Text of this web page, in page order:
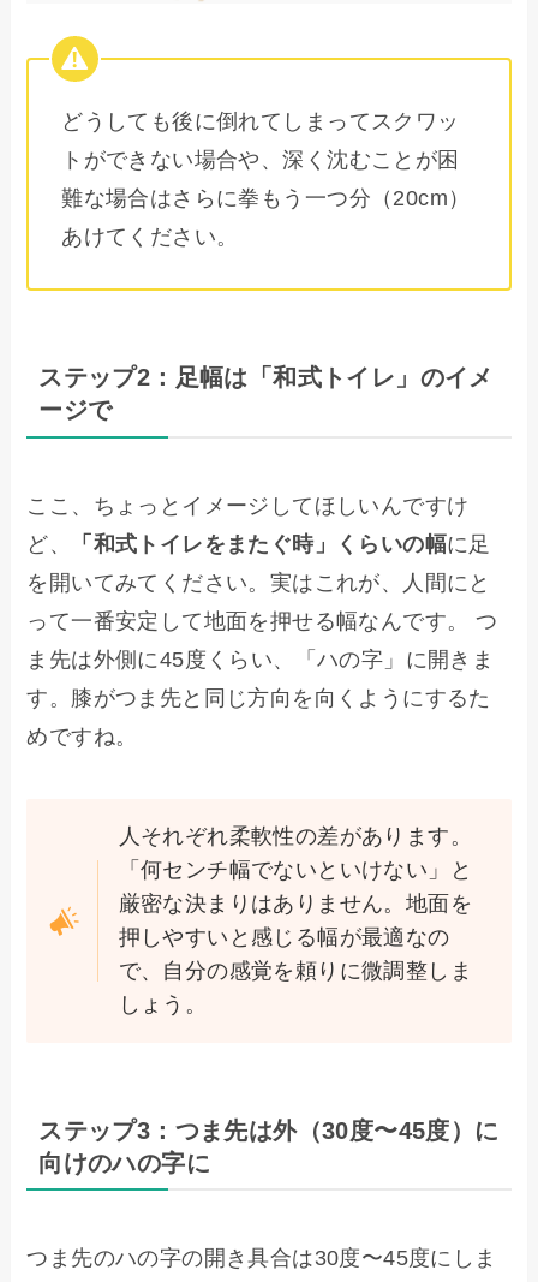
どうしても後に倒れてしまってスクワッ
トができない場合や、深く沈むことが困
難な場合はさらに拳もう一つ分（20cm）
あけてください。
ステップ2：足幅は「和式トイレ」のイメ
ージで
ここ、ちょっとイメージしてほしいんですけ
ど、
「和式トイレをまたぐ時」くらいの幅に足
を開いてみてください。実はこれが、人間にと
って一番安定して地面を押せる幅なんです。 つ
ま先は外側に45度くらい、「ハの字」に開きま
す。膝がつま先と同じ方向を向くようにするた
めですね。
人それぞれ柔軟性の差があります。
「何センチ幅でないといけない」と
厳密な決まりはありません。地面を
押しやすいと感じる幅が最適なの
で、自分の感覚を頼りに微調整しま
しょう。
ステップ3：つま先は外（30度〜45度）に
向けのハの字に
つま先のハの字の開き具合は30度〜45度にしま